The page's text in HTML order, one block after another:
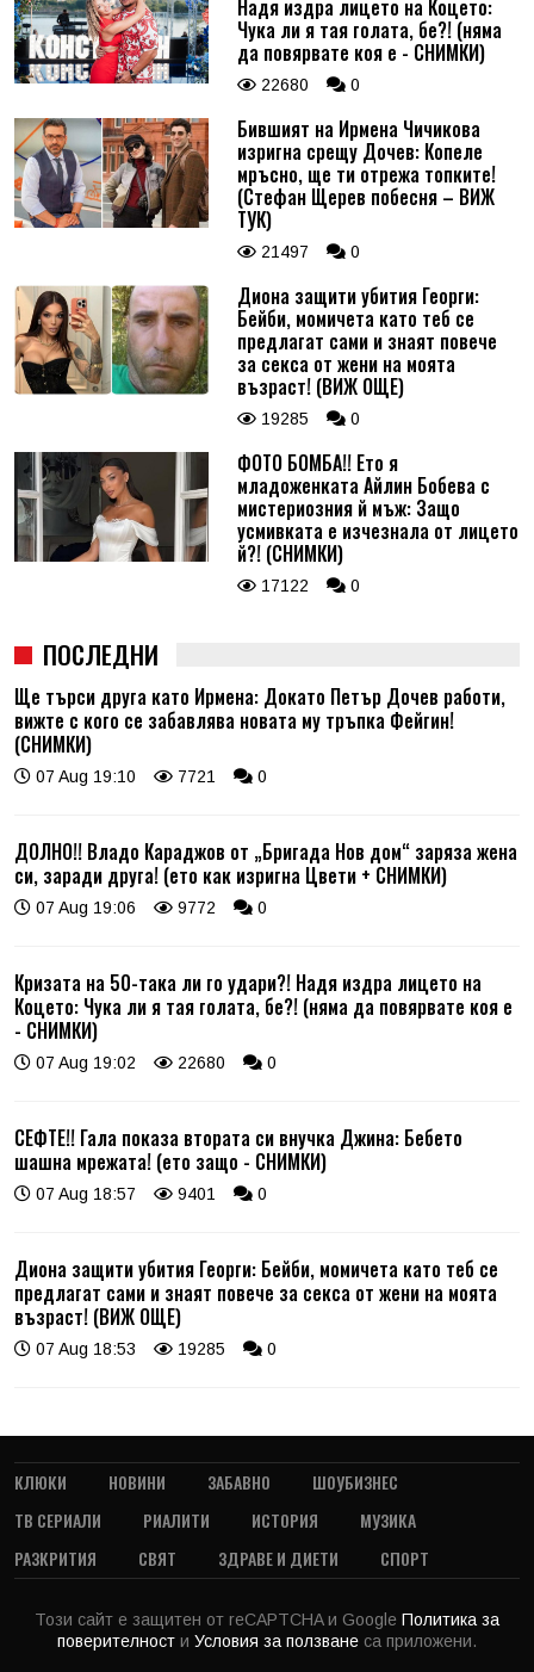
Надя издра лицето на Коцето:
Чука ли я тая голата, бе?! (няма
да повярвате коя е - СНИМКИ)
22680 0
Бившият на Ирмена Чичикова
изригна срещу Дочев: Копеле
мръсно, ще ти отрежа топките!
(Стефан Щерев побесня – ВИЖ
ТУК)
21497 0
Диона защити убития Георги:
Бейби, момичета като теб се
предлагат сами и знаят повече
за секса от жени на моята
възраст! (ВИЖ ОЩЕ)
19285 0
ФОТО БОМБА!! Ето я
младоженката Айлин Бобева с
мистериозния й мъж: Защо
усмивката е изчезнала от лицето
й?! (СНИМКИ)
17122 0
ПОСЛЕДНИ
Ще търси друга като Ирмена: Докато Петър Дочев работи,
вижте с кого се забавлява новата му тръпка Фейгин!
(СНИМКИ)
07 Aug 19:10 7721 0
ДОЛНО!! Владо Караджов от „Бригада Нов дом“ заряза жена
си, заради друга! (ето как изригна Цвети + СНИМКИ)
07 Aug 19:06 9772 0
Кризата на 50-така ли го удари?! Надя издра лицето на
Коцето: Чука ли я тая голата, бе?! (няма да повярвате коя е
- СНИМКИ)
07 Aug 19:02 22680 0
СЕФТЕ!! Гала показа втората си внучка Джина: Бебето
шашна мрежата! (ето защо - СНИМКИ)
07 Aug 18:57 9401 0
Диона защити убития Георги: Бейби, момичета като теб се
предлагат сами и знаят повече за секса от жени на моята
възраст! (ВИЖ ОЩЕ)
07 Aug 18:53 19285 0
КЛЮКИ НОВИНИ ЗАБАВНО
ШОУБИЗНЕС
ТВ СЕРИАЛИ
РИАЛИТИ ИСТОРИЯ
МУЗИКА
РАЗКРИТИЯ
СВЯТ ЗДРАВЕ И ДИЕТИ СПОРТ
Този сайт е защитен от reCAPTCHA и Google Политика за
поверителност и Условия за ползване са приложени.